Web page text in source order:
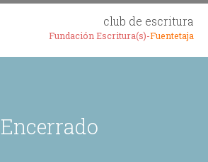
club de escritura
Fundación Escritura(s)-Fuentetaja
Encerrado